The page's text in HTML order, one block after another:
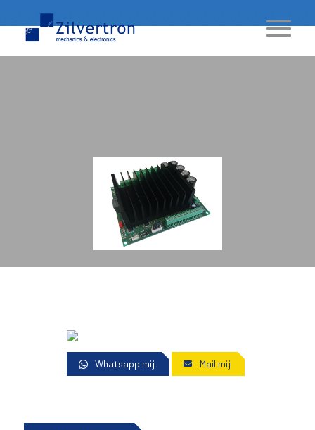
Whatsapp mij Mail mij